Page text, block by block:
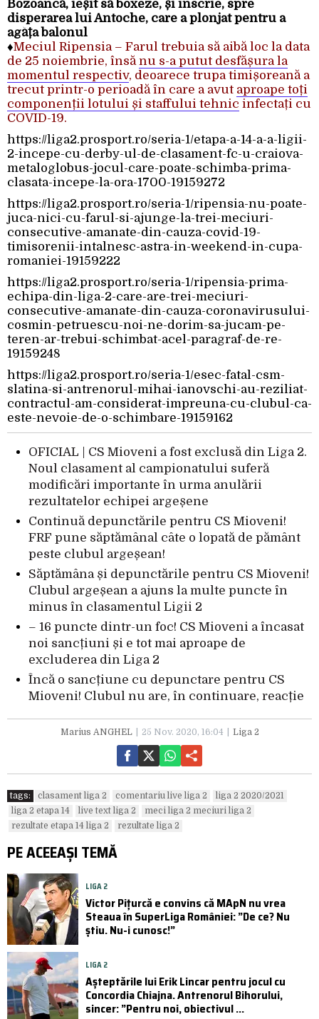
Bozoancă, ieșit să boxeze, și înscrie, spre
disperarea lui Antoche, care a plonjat pentru a
agăța balonul
♦Meciul Ripensia – Farul trebuia să aibă loc la data
de 25 noiembrie, însănu s-a putut desfășura la
momentul respectiv, deoarece trupa timișoreană a
trecut printr-o perioadă în care a avut aproape toți
componenții lotului și staffului tehnic infectați cu
COVID-19.
https://liga2.prosport.ro/seria-1/etapa-a-14-a-a-ligii-
2-incepe-cu-derby-ul-de-clasament-fc-u-craiova-
metaloglobus-jocul-care-poate-schimba-prima-
clasata-incepe-la-ora-1700-19159272
https://liga2.prosport.ro/seria-1/ripensia-nu-poate-
juca-nici-cu-farul-si-ajunge-la-trei-meciuri-
consecutive-amanate-din-cauza-covid-19-
timisorenii-intalnesc-astra-in-weekend-in-cupa-
romaniei-19159222
https://liga2.prosport.ro/seria-1/ripensia-prima-
echipa-din-liga-2-care-are-trei-meciuri-
consecutive-amanate-din-cauza-coronavirusului-
cosmin-petruescu-noi-ne-dorim-sa-jucam-pe-
teren-ar-trebui-schimbat-acel-paragraf-de-re-
19159248
https://liga2.prosport.ro/seria-1/esec-fatal-csm-
slatina-si-antrenorul-mihai-ianovschi-au-reziliat-
contractul-am-considerat-impreuna-cu-clubul-ca-
este-nevoie-de-o-schimbare-19159162
OFICIAL | CS Mioveni a fost exclusă din Liga 2.
Noul clasament al campionatului suferă
modificări importante în urma anulării
rezultatelor echipei argeșene
Continuă depunctările pentru CS Mioveni!
FRF pune săptămânal câte o lopată de pământ
peste clubul argeșean!
Săptămâna și depunctările pentru CS Mioveni!
Clubul argeșean a ajuns la multe puncte în
minus în clasamentul Ligii 2
– 16 puncte dintr-un foc! CS Mioveni a încasat
noi sancțiuni și e tot mai aproape de
excluderea din Liga 2
Încă o sancțiune cu depunctare pentru CS
Mioveni! Clubul nu are, în continuare, reacție
Marius ANGHEL 25 Nov. 2020, 16:04 Liga 2
tags: clasament liga 2 comentariu live liga 2
liga 2 2020/2021
liga 2 etapa 14
live text liga 2
meci liga 2 meciuri liga 2
rezultate etapa 14 liga 2
rezultate liga 2
PE ACEEAȘI TEMĂ
LIGA 2
Victor Pițurcă e convins că MApN nu vrea
Steaua în SuperLiga României: ”De ce? Nu
știu. Nu-i cunosc!”
LIGA 2
Așteptările lui Erik Lincar pentru jocul cu
Concordia Chiajna. Antrenorul Bihorului,
sincer: ”Pentru noi, obiectivul ...